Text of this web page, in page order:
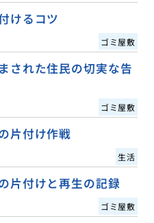
けるコツ
ゴミ屋敷
された住民の切実な告
ゴミ屋敷
片付け作戦
生活
片付けと再生の記録
ゴミ屋敷